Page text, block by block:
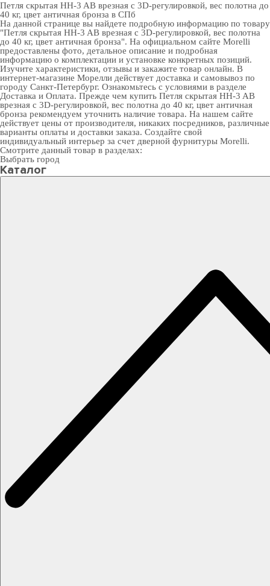
Петля скрытая HH-3 AB врезная с 3D-регулировкой, вес полотна до
40 кг, цвет античная бронза в СПб
На данной странице вы найдете подробную информацию по товару
"Петля скрытая HH-3 AB врезная с 3D-регулировкой, вес полотна
до 40 кг, цвет античная бронза". На официальном сайте Morelli
предоставлены фото, детальное описание и подробная
информацию о комплектации и установке конкретных позиций.
Изучите характеристики, отзывы и закажите товар онлайн. В
интернет-магазине Морелли действует доставка и самовывоз по
городу Санкт-Петербург. Ознакомьтесь с условиями в разделе
Доставка и Оплата. Прежде чем купить Петля скрытая HH-3 AB
врезная с 3D-регулировкой, вес полотна до 40 кг, цвет античная
бронза рекомендуем уточнить наличие товара. На нашем сайте
действует цены от производителя, никаких посредников, различные
варианты оплаты и доставки заказа. Создайте свой
индивидуальный интерьер за счет дверной фурнитуры Morelli.
Смотрите данный товар в разделах:
Выбрать город
Каталог